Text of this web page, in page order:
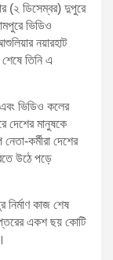
(২ ডিসেম্বর) দুপুরে
ভিডিও
নয়ারহাট
তিনি এ
ভিডিও কলের
দেশের মানুষকে
কর্মীরা দেশের
উঠে পড়ে
কাজ শেষ
একশ ছয় কোটি